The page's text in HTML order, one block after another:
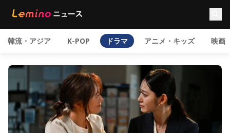
韓流・アジア K-POP ドラマ アニメ・キッズ 映画